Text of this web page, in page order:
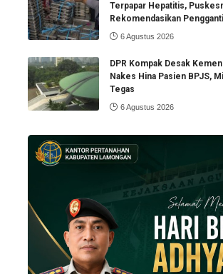
Terpapar Hepatitis,
Rekomendasikan
6 Agustus 2026
DPR Kompak Desak
Nakes Hina Pasien BPJS,
Tegas
6 Agustus 2026